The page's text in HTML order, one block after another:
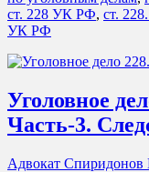
ст. 228 УК РФ, ст.
УК РФ
Уголовное
Часть-3.
Адвокат